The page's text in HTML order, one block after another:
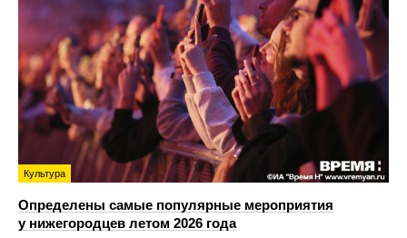
Культура
Определены самые популярные мероприятия
у нижегородцев летом 2026 года